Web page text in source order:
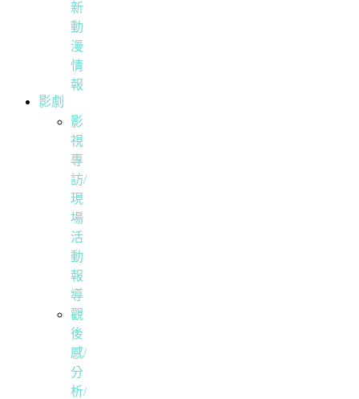
新
動
漫
情
報
影劇
影
視
專
訪/
現
場
活
動
報
導
觀
後
感/
分
析/